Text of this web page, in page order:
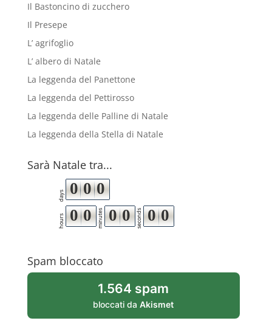
Il Bastoncino di zucchero
Il Presepe
L’ agrifoglio
L’ albero di Natale
La leggenda del Panettone
La leggenda del Pettirosso
La leggenda delle Palline di Natale
La leggenda della Stella di Natale
Sarà Natale tra...
days 0 0 0
hours 0 0 minutes 0 0 seconds 0 0
Spam bloccato
1.564 spam
bloccati daAkismet